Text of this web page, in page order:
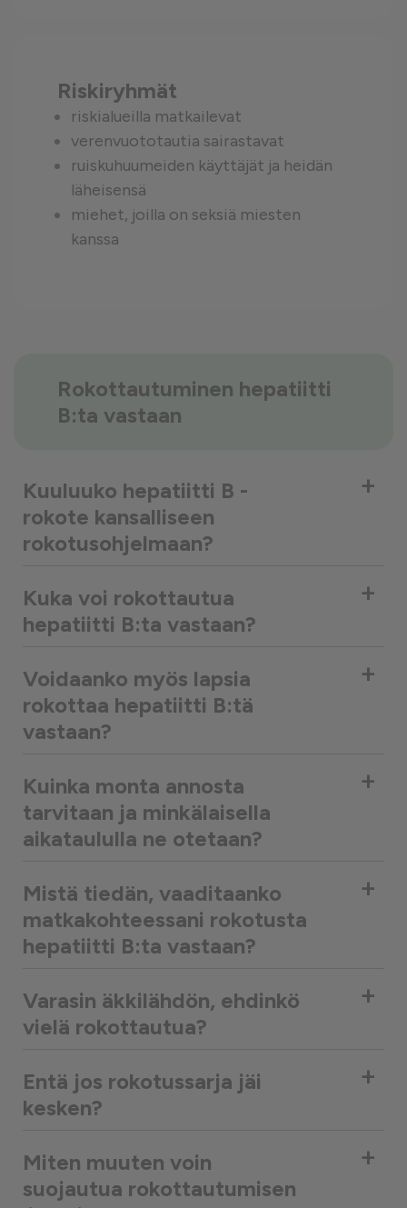
Riskiryhmät
riskialueilla matkailevat
verenvuototautia sairastavat
ruiskuhuumeiden käyttäjät ja heidän
läheisensä
miehet, joilla on seksiä miesten
kanssa
Rokottautuminen hepatiitti
B:ta vastaan
Kuuluuko hepatiitti B -
rokote kansalliseen
rokotusohjelmaan?
+
Kuka voi rokottautua
hepatiitti B:ta vastaan?
+
Voidaanko myös lapsia
rokottaa hepatiitti B:tä
vastaan?
+
Kuinka monta annosta
tarvitaan ja minkälaisella
aikataululla ne otetaan?
+
Mistä tiedän, vaaditaanko
matkakohteessani rokotusta
hepatiitti B:ta vastaan?
+
Varasin äkkilähdön, ehdinkö
vielä rokottautua?
+
Entä jos rokotussarja jäi
kesken?
+
Miten muuten voin
suojautua rokottautumisen
+